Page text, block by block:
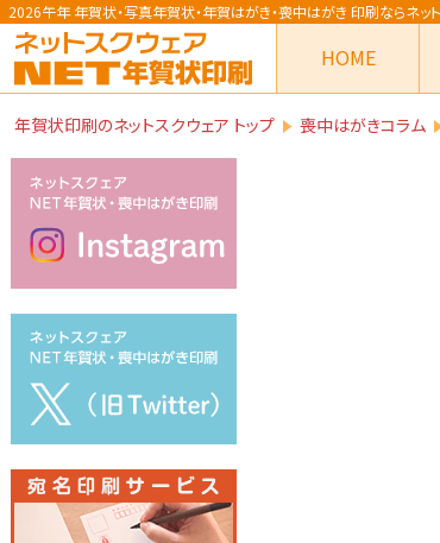
2026午年 年賀状・写真年賀状・年賀はがき・喪中はがき 印刷ならネッ
HOME
年賀状印刷のネットスクウェア トップ 喪中はがきコラム